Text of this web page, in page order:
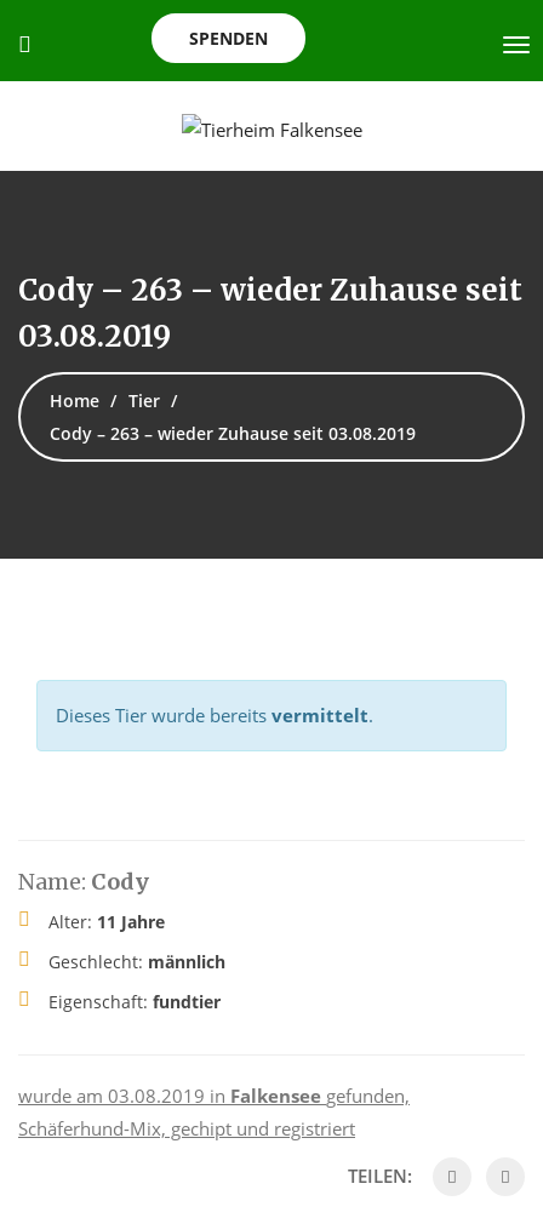
SPENDEN
Cody – 263 – wieder Zuhause seit
03.08.2019
Home
Tier
Cody – 263 – wieder Zuhause seit 03.08.2019
Dieses Tier wurde bereits vermittelt.
Name: Cody
Alter: 11 Jahre
Geschlecht: männlich
Eigenschaft: fundtier
wurde am 03.08.2019 in Falkensee gefunden,
Schäferhund-Mix, gechipt und registriert
TEILEN: